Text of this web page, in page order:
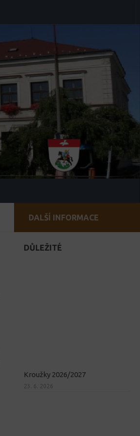
DALŠÍ INFORMACE
DŮLEŽITÉ
Kroužky 2026/2027
23. 6. 2026